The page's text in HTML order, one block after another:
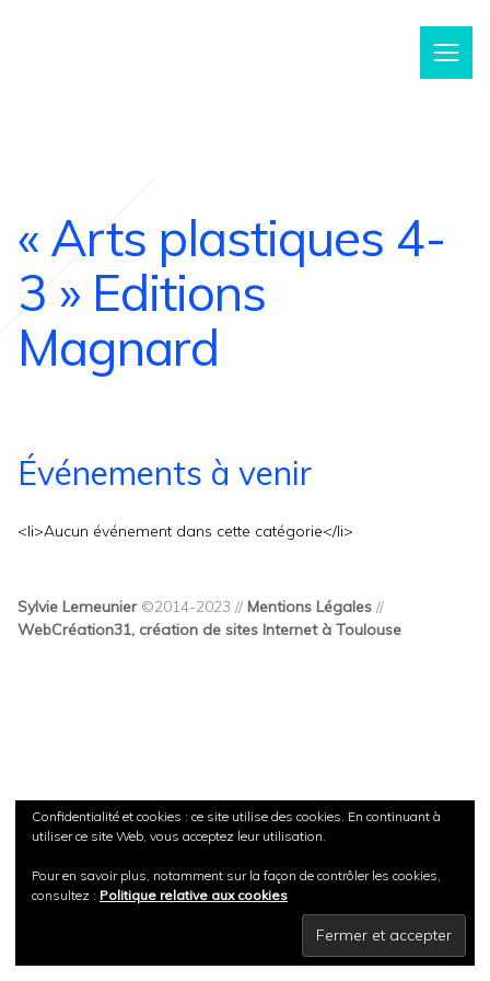
« Arts plastiques 4-
3 » Editions
Magnard
Événements à venir
<li>Aucun événement dans cette catégorie</li>
Sylvie Lemeunier©2014-2023 //Mentions Légales //
WebCréation31, création de sites Internet à Toulouse
Confidentialité et cookies : ce site utilise des cookies. En continuant à
utiliser ce site Web, vous acceptez leur utilisation.
Pour en savoir plus, notamment sur la façon de contrôler les cookies,
consultez : Politique relative aux cookies